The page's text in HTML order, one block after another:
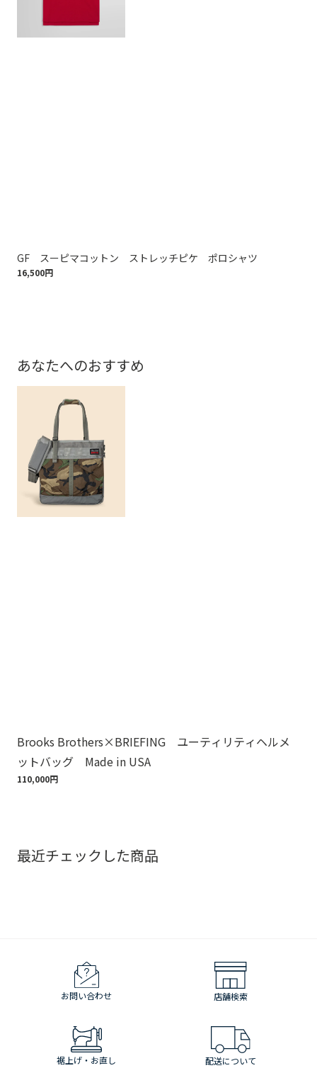
GF スーピマコットン ストレッチピケ ポロシャツ
16,500円
あなたへのおすすめ
Brooks Brothers×BRIEFING ユーティリティヘルメ
ットバッグ Made in USA
110,000円
最近チェックした商品
お問い合わせ 店舗検索
裾上げ・お直し 配送について